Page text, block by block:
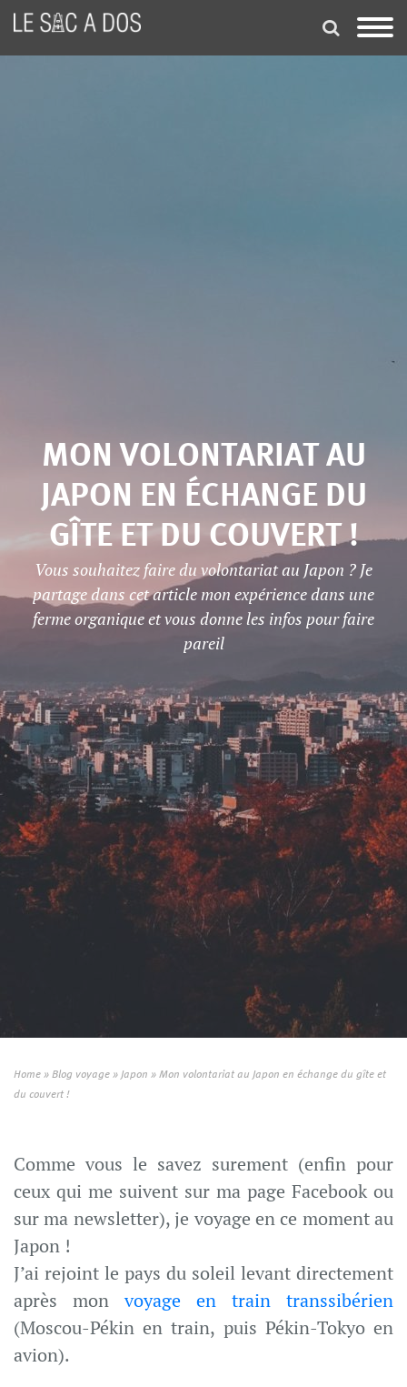
MON VOLONTARIAT AU
JAPON EN ÉCHANGE DU
GÎTE ET DU COUVERT !
Vous souhaitez faire du volontariat au Japon ? Je
partage dans cet article mon expérience dans une
ferme organique et vous donne les infos pour faire
pareil
Home » Blog voyage » Japon » Mon volontariat au Japon en échange du gîte et
du couvert !
Comme vous le savez surement (enfin pour
ceux qui me suivent sur ma page Facebook ou
sur ma newsletter), je voyage en ce moment au
Japon !
J’ai rejoint le pays du soleil levant directement
après monvoyage en train transsibérien
(Moscou-Pékin en train, puis Pékin-Tokyo en
avion).